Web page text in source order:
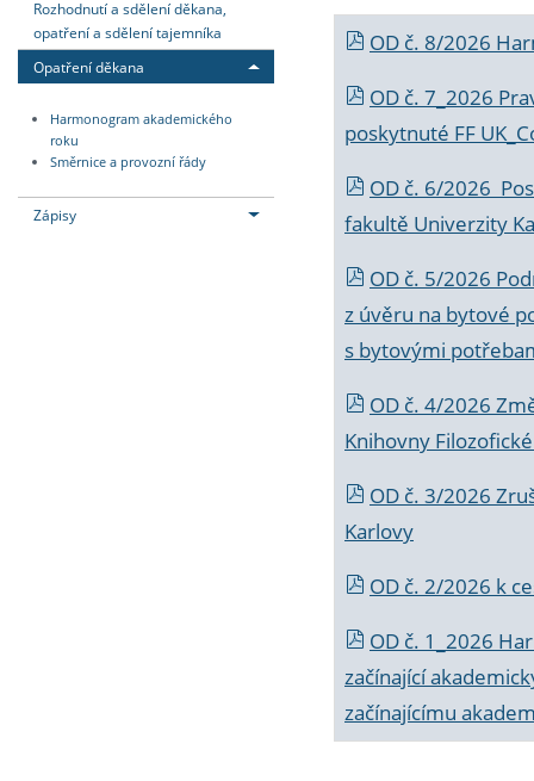
Rozhodnutí a sdělení děkana,
opatření a sdělení tajemníka
Opatření děkana
Harmonogram akademického
roku
Směrnice a provozní řády
Zápisy
OD č. 8/2026
OD č. 7_2026
poskytnuté FF
OD č. 6/2026
fakultě Univerzity
OD č. 5/2026
z úvěru na bytové
s bytovými
OD č. 4/2026
Knihovny
OD č. 3/2026
Karlovy
OD č. 2/2026 k
OD č. 1_2026
začínající
začínajícímu